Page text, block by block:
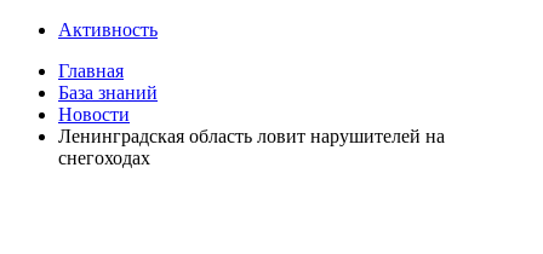
Активность
Главная
База знаний
Новости
Ленинградская область ловит нарушителей на
снегоходах